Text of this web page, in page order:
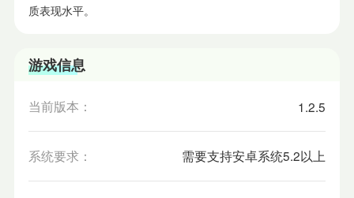
质表现水平。
游戏信息
当前版本： 1.2.5
系统要求： 需要支持安卓系统5.2以上